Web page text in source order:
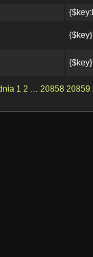
{$key}
{$key}
1 2 … 20858 20859